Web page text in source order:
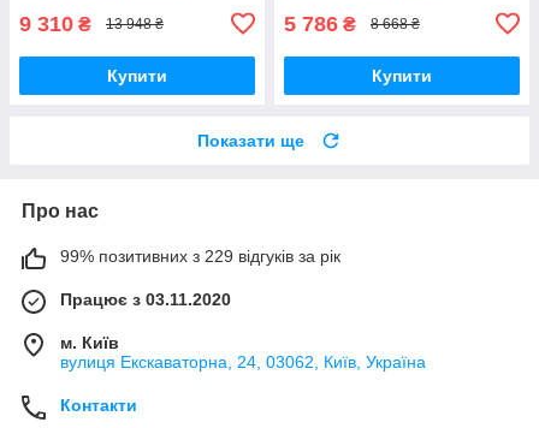
9 310 ₴ 13 948 ₴
Купити
5 786 ₴ 8 668 ₴
Купити
Показати ще
Про нас
99% позитивних з 229 відгуків за рік
Працює з 03.11.2020
м. Київ
вулиця Екскаваторна, 24, 03062, Київ, Україна
Контакти